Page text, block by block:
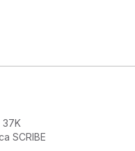
37K
SCRIBE